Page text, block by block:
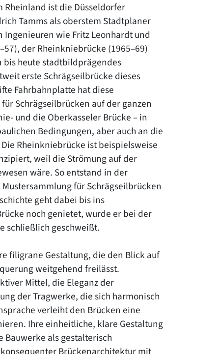
ist die Düsseldorfer
Tamms als oberstem Stadtplaner
wie Fritz Leonhardt und
der Rheinkniebrücke (1965–69)
bis heute stadtbildprägendes
erste Schrägseilbrücke dieses
Fahrbahnplatte hat diese
Schrägseilbrücken auf der ganzen
und die Oberkasseler Brücke – in
Bedingungen, aber auch an die
Rheinkniebrücke ist beispielsweise
weil die Strömung auf der
wäre. So entstand in der
für Schrägseilbrücken
geht dabei bis ins
noch genietet, wurde er bei der
schließlich geschweißt.
filigrane Gestaltung, die den Blick auf
weitgehend freilässt.
Mittel, die Eleganz der
der Tragwerke, die sich harmonisch
verleiht den Brücken eine
Ihre einheitliche, klare Gestaltung
als gestalterisch